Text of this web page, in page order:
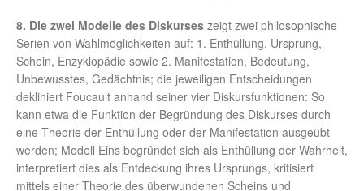
8. Die zwei Modelle des Diskurses zeigt zwei philosophische
Serien von Wahlmöglichkeiten auf: 1. Enthüllung, Ursprung,
Schein, Enzyklopädie sowie 2. Manifestation, Bedeutung,
Unbewusstes, Gedächtnis; die jeweiligen Entscheidungen
dekliniert Foucault anhand seiner vier Diskursfunktionen: So
kann etwa die Funktion der Begründung des Diskurses durch
eine Theorie der Enthüllung oder der Manifestation ausgeübt
werden; Modell Eins begründet sich als Enthüllung der Wahrheit,
interpretiert dies als Entdeckung ihres Ursprungs, kritisiert
mittels einer Theorie des überwundenen Scheins und